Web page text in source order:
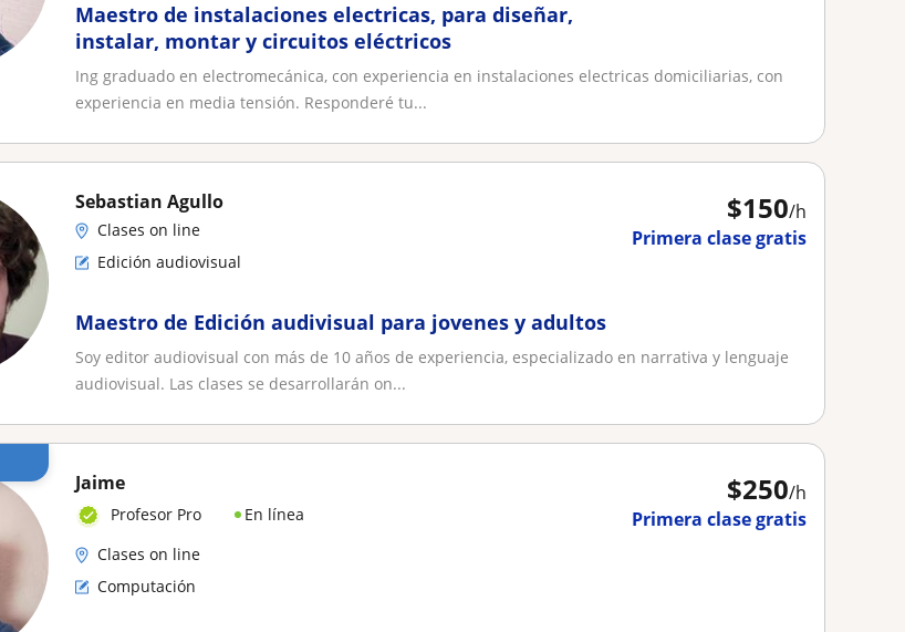
Maestro de instalaciones electricas, para diseñar,
instalar, montar y circuitos eléctricos
Ing graduado en electromecánica, con experiencia en instalaciones electricas domiciliarias, con
experiencia en media tensión. Responderé tu...
$150/h
Primera clase gratis
Sebastian Agullo
Clases on line
Edición audiovisual
Maestro de Edición audivisual para jovenes y adultos
Soy editor audiovisual con más de 10 años de experiencia, especializado en narrativa y lenguaje
audiovisual. Las clases se desarrollarán on...
$250/h
Primera clase gratis
Jaime
Profesor Pro
En línea
Clases on line
Computación